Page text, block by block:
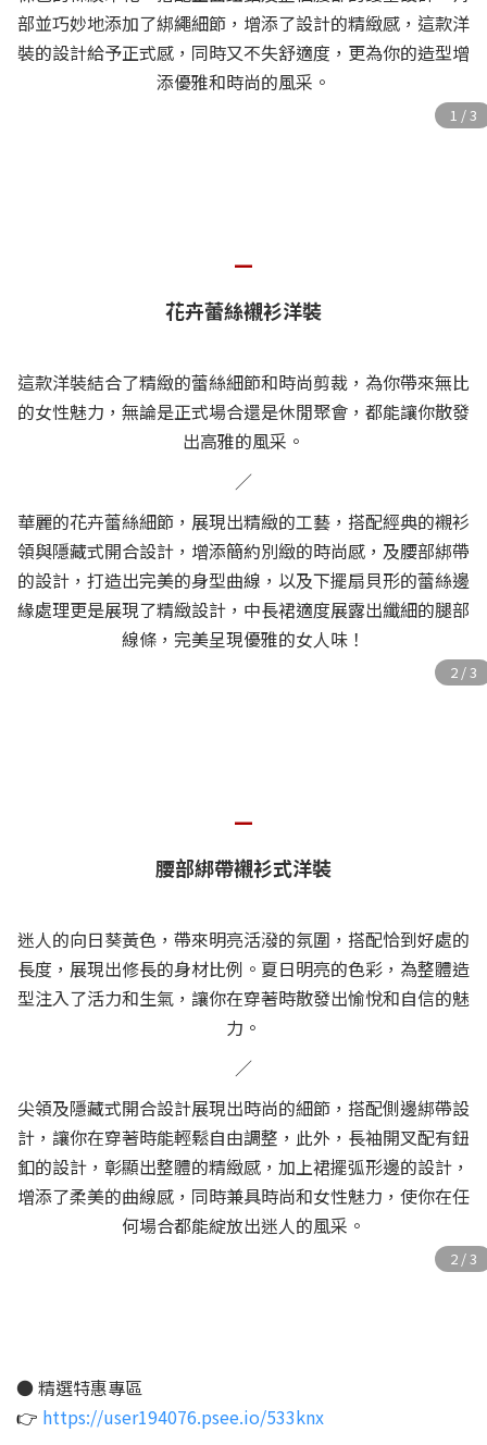
部並巧妙地添加了綁繩細節，增添了設計的精緻感，這款洋
裝的設計給予正式感，同時又不失舒適度，更為你的造型增
添優雅和時尚的風采。
—
花卉蕾絲襯衫洋裝
這款洋裝結合了精緻的蕾絲細節和時尚剪裁，為你帶來無比
的女性魅力，無論是正式場合還是休閒聚會，都能讓你散發
出高雅的風采。
／
華麗的花卉蕾絲細節，展現出精緻的工藝，搭配經典的襯衫
領與隱藏式開合設計，增添簡約別緻的時尚感，及腰部綁帶
的設計，打造出完美的身型曲線，以及下擺扇貝形的蕾絲邊
緣處理更是展現了精緻設計，中長裙適度展露出纖細的腿部
線條，完美呈現優雅的女人味！
—
腰部綁帶襯衫式洋裝
迷人的向日葵黃色，帶來明亮活潑的氛圍，搭配恰到好處的
長度，展現出修長的身材比例。夏日明亮的色彩，為整體造
型注入了活力和生氣，讓你在穿著時散發出愉悅和自信的魅
力。
／
尖領及隱藏式開合設計展現出時尚的細節，搭配側邊綁帶設
計，讓你在穿著時能輕鬆自由調整，此外，長袖開叉配有鈕
釦的設計，彰顯出整體的精緻感，加上裙擺弧形邊的設計，
增添了柔美的曲線感，同時兼具時尚和女性魅力，使你在任
何場合都能綻放出迷人的風采。
● 精選特惠專區
👉 https://user194076.psee.io/533knx